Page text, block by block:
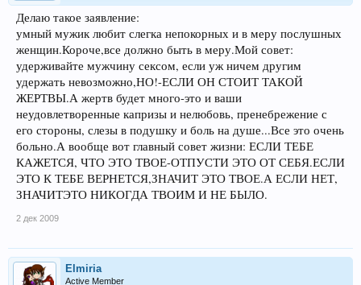
Делаю такое заявление:
умный мужик любит слегка непокорных и в меру послушных
женщин.Короче,все должно быть в меру.Мой совет:
удерживайте мужчину сексом, если уж ничем другим
удержать невозможно,НО!-ЕСЛИ ОН СТОИТ ТАКОЙ
ЖЕРТВЫ.А жертв будет много-это и ваши
неудовлетворенные капризы и нелюбовь, пренебрежение с
его стороны, слезы в подушку и боль на душе...Все это очень
больно.А вообще вот главный совет жизни: ЕСЛИ ТЕБЕ
КАЖЕТСЯ, ЧТО ЭТО ТВОЕ-ОТПУСТИ ЭТО ОТ СЕБЯ.ЕСЛИ
ЭТО К ТЕБЕ ВЕРНЕТСЯ,ЗНАЧИТ ЭТО ТВОЕ.А ЕСЛИ НЕТ,
ЗНАЧИТЭТО НИКОГДА ТВОИМ И НЕ БЫЛО.
2 дек 2009
Elmiria
Active Member